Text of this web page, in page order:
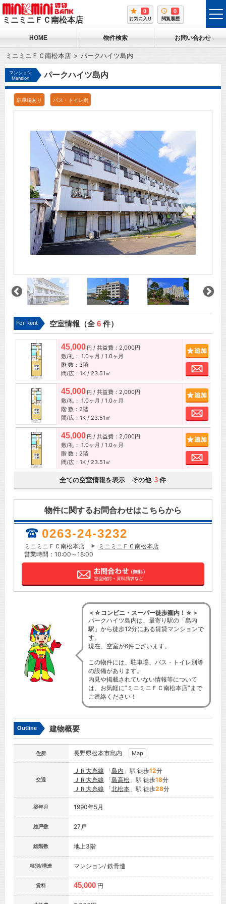
ミニミニＦＣ南松本店
0
お気に入り
0
閲覧履歴
HOME 物件検索 お問い合わせ
ミニミニＦＣ南松本店 パークハイツ島内
マンション
Mansion
パークハイツ島内
駐車場あり バス・トイレ別
For Rent 空室情報（全6件）
45,000 円 / 共益費：2,000円
敷/礼： 1.0ヶ月 / 1.0ヶ月
階 数：3階
間/広：1K / 23.51㎡
お問
45,000 円 / 共益費：2,000円
敷/礼： 1.0ヶ月 / 1.0ヶ月
階 数：2階
間/広：1K / 23.51㎡
お問
45,000 円 / 共益費：2,000円
敷/礼： 1.0ヶ月 / 1.0ヶ月
階 数：2階
間/広：1K / 23.51㎡
お問
全ての空室情報を表示 その他 3 件
物件に関するお問合わせはこちらから
0263-24-3232
ミニミニＦＣ南松本店
ミニミニＦＣ南松本店
営業時間：10:00～18:00
＜☆コンビニ・スーパー徒歩圏内！☆＞
パークハイツ島内は、最寄り駅の「島内
駅」から徒歩12分にある賃貸マンションで
す。
現在、空室が6件ございます。
この物件には、駐車場、バス・トイレ別等
の設備があります。
内見や掲載されていない情報等について
は、お気軽に”ミニミニＦＣ南松本店”まで
ご連絡ください！
Outline 建物概要
住所 長野県松本市島内 Map
交通
ＪＲ大糸線 「島内 」駅 徒歩12分
ＪＲ大糸線 「島高松」駅 徒歩18分
ＪＲ大糸線 「北松本」駅 徒歩28分
築年月 1990年5月
総戸数 27戸
総階数 地上3階
種別/構造 マンション/ 鉄骨造
賃料 45,000 円